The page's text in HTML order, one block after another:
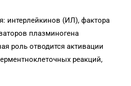
интерлейкинов (ИЛ), фактора
плазминогена
роль отводится активации
реакций,